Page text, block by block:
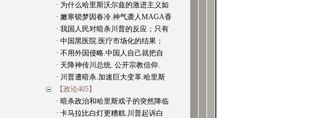
· 为什么哈里斯沃尔兹的激进主义如
· 嫩寒锁梦因春冷.神气袭人MAGA香
· 我国人民对暗杀川普的反应；只有
· 中国黑医院.医疗市场化的结果；
· 不用外国侵略.中国人自己就把自
· 天降神传川总统. 公开宗教信仰.
· 川普遭暗杀.加速巨大变革.哈里斯
【政论405】
· 暗杀政治和哈里斯戏子的突然降临
· 卡马拉比白灯更糟糕.川普起诉白